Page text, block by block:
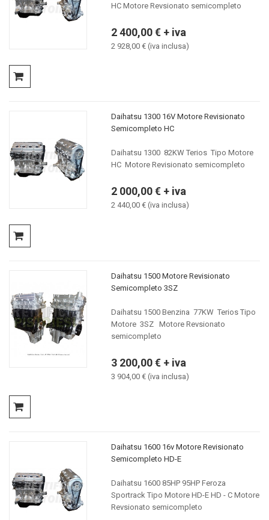
HC Motore Revsionato semicompleto
2 400,00 € + iva
2 928,00 € (iva inclusa)
Daihatsu 1300 16V Motore Revisionato
Semicompleto HC
Daihatsu 1300 82KW Terios Tipo Motore
HC Motore Revisionato semicompleto
2 000,00 € + iva
2 440,00 € (iva inclusa)
Daihatsu 1500 Motore Revisionato
Semicompleto 3SZ
Daihatsu 1500 Benzina 77KW Terios Tipo
Motore 3SZ Motore Revsionato
semicompleto
3 200,00 € + iva
3 904,00 € (iva inclusa)
Daihatsu 1600 16v Motore Revisionato
Semicompleto HD-E
Daihatsu 1600 85HP 95HP Feroza
Sportrack Tipo Motore HD-E HD - C Motore
Revsionato semicompleto